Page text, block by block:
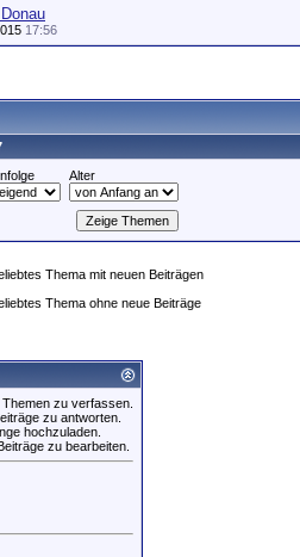
17:56
Alter
Thema mit neuen Beiträgen
Thema ohne neue Beiträge
Themen zu verfassen.
zu antworten.
hochzuladen.
zu bearbeiten.